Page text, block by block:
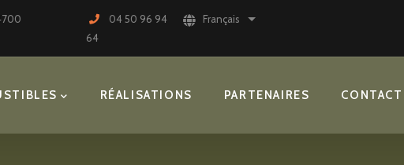
04 50 96 94
64
Français Lister les actions supplémentaires
RÉALISATIONS PARTENAIRES CONTACT